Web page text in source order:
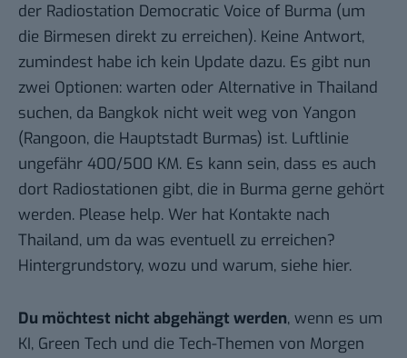
der Radiostation Democratic Voice of Burma (um
die Birmesen direkt zu erreichen). Keine Antwort,
zumindest habe ich kein Update dazu. Es gibt nun
zwei Optionen: warten oder Alternative in Thailand
suchen, da Bangkok nicht weit weg von Yangon
(Rangoon, die Hauptstadt Burmas) ist. Luftlinie
ungefähr 400/500 KM. Es kann sein, dass es auch
dort Radiostationen gibt, die in Burma gerne gehört
werden. Please help. Wer hat Kontakte nach
Thailand, um da was eventuell zu erreichen?
Hintergrundstory, wozu und warum, siehe hier.
Du möchtest nicht abgehängt werden, wenn es um
KI, Green Tech und die Tech-Themen von Morgen